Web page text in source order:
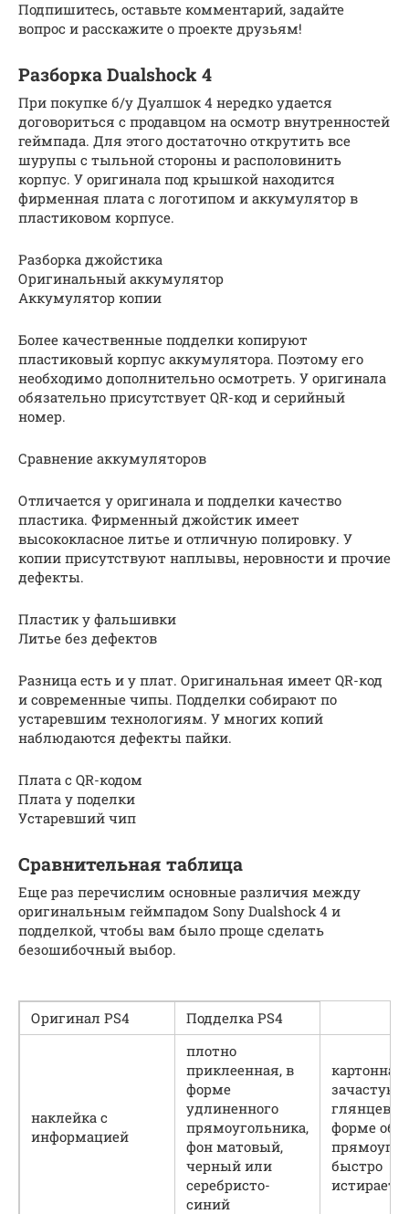
Подпишитесь, оставьте комментарий, задайте
вопрос и расскажите о проекте друзьям!
Разборка Dualshock 4
При покупке б/у Дуалшок 4 нередко удается
договориться с продавцом на осмотр внутренностей
геймпада. Для этого достаточно открутить все
шурупы с тыльной стороны и располовинить
корпус. У оригинала под крышкой находится
фирменная плата с логотипом и аккумулятор в
пластиковом корпусе.
Разборка джойстика
Оригинальный аккумулятор
Аккумулятор копии
Более качественные подделки копируют
пластиковый корпус аккумулятора. Поэтому его
необходимо дополнительно осмотреть. У оригинала
обязательно присутствует QR-код и серийный
номер.
Сравнение аккумуляторов
Отличается у оригинала и подделки качество
пластика. Фирменный джойстик имеет
высококласное литье и отличную полировку. У
копии присутствуют наплывы, неровности и прочие
дефекты.
Пластик у фальшивки
Литье без дефектов
Разница есть и у плат. Оригинальная имеет QR-код
и современные чипы. Подделки собирают по
устаревшим технологиям. У многих копий
наблюдаются дефекты пайки.
Плата с QR-кодом
Плата у поделки
Устаревший чип
Сравнительная таблица
Еще раз перечислим основные различия между
оригинальным геймпадом Sony Dualshock 4 и
подделкой, чтобы вам было проще сделать
безошибочный выбор.
Оригинал PS4 Подделка PS4
наклейка с
информацией
плотно
приклеенная, в
форме
удлиненного
прямоугольника,
фон матовый,
черный или
серебристо-
синий
картонная,
зачастую
форме
быстро